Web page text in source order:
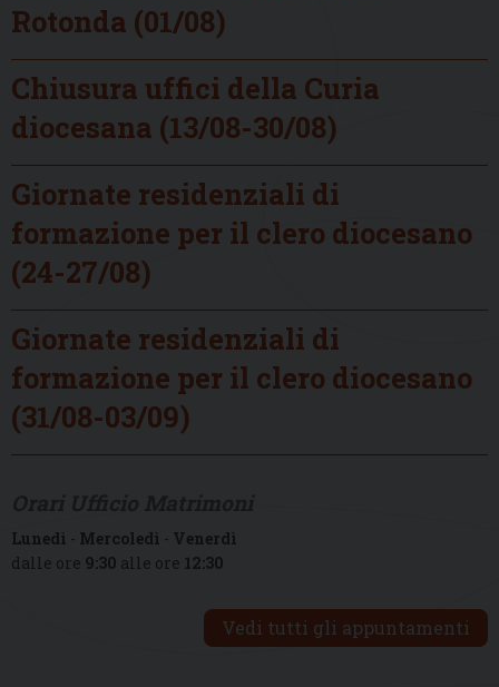
Rotonda (01/08)
Chiusura uffici della Curia
diocesana (13/08-30/08)
Giornate residenziali di
formazione per il clero diocesano
(24-27/08)
Giornate residenziali di
formazione per il clero diocesano
(31/08-03/09)
Lunedì - Mercoledì - Venerdì
dalle ore 9:30 alle ore 12:30
Vedi tutti gli appuntamenti